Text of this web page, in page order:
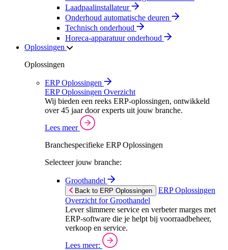
Laadpaalinstallateur
Onderhoud automatische deuren
Technisch onderhoud
Horeca-apparatuur onderhoud
Oplossingen
Oplossingen
ERP Oplossingen
ERP Oplossingen Overzicht
Wij bieden een reeks ERP-oplossingen, ontwikkeld
over 45 jaar door experts uit jouw branche.
Lees meer
Branchespecifieke ERP Oplossingen
Selecteer jouw branche:
Groothandel
Back to ERP Oplossingen
ERP Oplossingen
Overzicht for Groothandel
Lever slimmere service en verbeter marges met
ERP-software die je helpt bij voorraadbeheer,
verkoop en service.
Lees meer: